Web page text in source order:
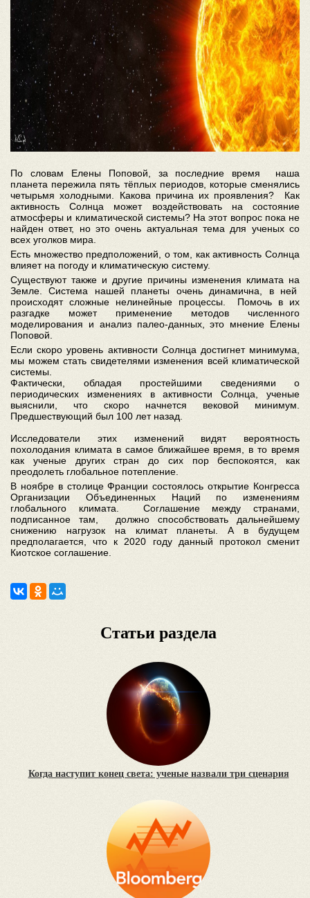
По словам Елены Поповой, за последние время наша
планета пережила пять тёплых периодов, которые сменялись
четырьмя холодными. Какова причина их проявления? Как
активность Солнца может воздействовать на состояние
атмосферы и климатической системы? На этот вопрос пока не
найден ответ, но это очень актуальная тема для ученых со
всех уголков мира.
Есть множество предположений, о том, как активность Солнца
влияет на погоду и климатическую систему.
Существуют также и другие причины изменения климата на
Земле. Система нашей планеты очень динамична, в ней
происходят сложные нелинейные процессы. Помочь в их
разгадке может применение методов численного
моделирования и анализ палео-данных, это мнение Елены
Поповой.
Если скоро уровень активности Солнца достигнет минимума,
мы можем стать свидетелями изменения всей климатической
системы.
Фактически, обладая простейшими сведениями о
периодических изменениях в активности Солнца, ученые
выяснили, что скоро начнется вековой минимум.
Предшествующий был 100 лет назад.
Исследователи этих изменений видят вероятность
похолодания климата в самое ближайшее время, в то время
как ученые других стран до сих пор беспокоятся, как
преодолеть глобальное потепление.
В ноябре в столице Франции состоялось открытие Конгресса
Организации Объединенных Наций по изменениям
глобального климата. Соглашение между странами,
подписанное там, должно способствовать дальнейшему
снижению нагрузок на климат планеты. А в будущем
предполагается, что к 2020 году данный протокол сменит
Киотское соглашение.
Статьи раздела
Когда наступит конец света: ученые назвали три сценария